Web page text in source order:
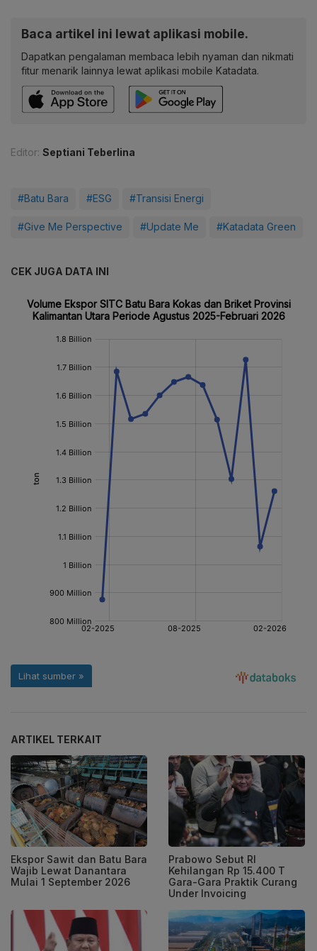
Baca artikel ini lewat aplikasi mobile.
Dapatkan pengalaman membaca lebih nyaman dan nikmati
fitur menarik lainnya lewat aplikasi mobile Katadata.
Editor: Septiani Teberlina
#Batu Bara #ESG #Transisi Energi
#Give Me Perspective #Update Me #Katadata Green
CEK JUGA DATA INI
ARTIKEL TERKAIT
Ekspor Sawit dan Batu Bara
Wajib Lewat Danantara
Mulai 1 September 2026
Prabowo Sebut RI
Kehilangan Rp 15.400 T
Gara-Gara Praktik Curang
Under Invoicing